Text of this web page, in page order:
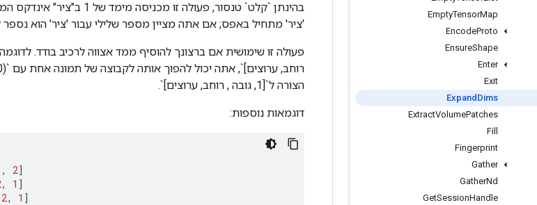
EmptyTensorMap
EncodeProto
EnsureShape
Enter
Exit
Expand Dims
ExtractVolumePatches
Fill
Fingerprint
Gather
GatherNd
GetSessionHandle
בהינתן `קלט` טנסור, פעולה
'ציר' מתחיל באפס; אם אתה מציין מספר שלילי עבור 'ציר' הוא
פעולה זו שימושית אם ברצונך להוסיף ממד אצווה לרכיב בודד.
הצורה ל`[1, גובה , רוחב, ערוצים]`.
דוגמאות נוספות:
, 2]
, 1 ]
2, 1 ]